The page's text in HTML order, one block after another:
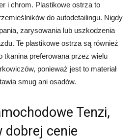
i chrom. Plastikowe ostrza to
do autodetailingu. Nigdy
zarysowania lub uszkodzenia
Te plastikowe ostrza są również
tkanina preferowana przez wielu
ponieważ jest to materiał
smug ani osadów.
Tenzi,
dobrej cenie